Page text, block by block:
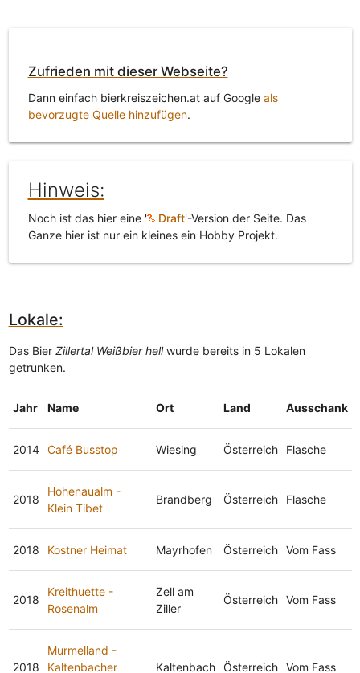
Zufrieden mit dieser Webseite?
Dann einfach bierkreiszeichen.at auf Google als
bevorzugte Quelle hinzufügen.
Hinweis:
Noch ist das hier eine ' Draft'-Version der Seite. Das
Ganze hier ist nur ein kleines ein Hobby Projekt.
Lokale:
Das Bier Zillertal Weißbier hellwurde bereits in 5 Lokalen
getrunken.
Jahr Name Ort Land Ausschank
2014 Café Busstop Wiesing Österreich Flasche
2018
Hohenaualm -
Klein Tibet
Brandberg Österreich Flasche
2018 Kostner Heimat Mayrhofen Österreich Vom Fass
2018
Kreithuette -
Rosenalm
Zell am
Ziller
Österreich Vom Fass
2018
Murmelland -
Kaltenbacher
Kaltenbach Österreich Vom Fass